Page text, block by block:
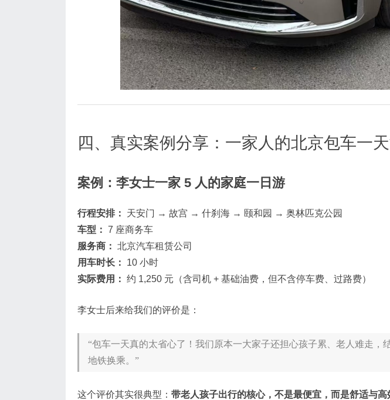
四、真实案例分享：一家人的北京包车一
案例：李女士一家 5 人的家庭一日游
行程安排：
天安门 → 故宫 → 什刹海 → 颐和园 → 奥林匹克公园
车型： 7 座商务车
服务商： 北京汽车租赁公司
用车时长：
10 小时
实际费用： 约 1,250 元（含司机 + 基础油费，但不含停车费、过路费）
李女士后来给我们的评价是：
“包车一天真的太省心了！我们原本一大家子还担心孩子累、老人难走
地铁换乘。”
这个评价其实很典型： 带老人孩子出行的核心，不是最便宜，而是舒适与高